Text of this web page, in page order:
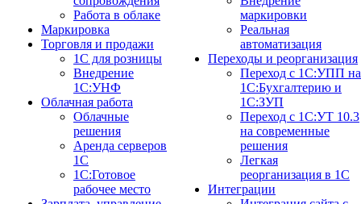
Работа в облаке
Маркировка
Торговля и продажи
1С для розницы
Внедрение
1С:УНФ
Облачная работа
Облачные
решения
Аренда серверов
1С
1C:Готовое
рабочее место
маркировки
Реальная
автоматизация
Переходы и реорганизация
Переход с 1С:УПП на
1С:Бухгалтерию и
1С:ЗУП
Переход с 1С:УТ 10.3
на современные
решения
Легкая
реорганизация в 1С
Интеграции